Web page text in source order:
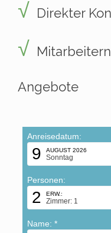
Direkter
Angebote